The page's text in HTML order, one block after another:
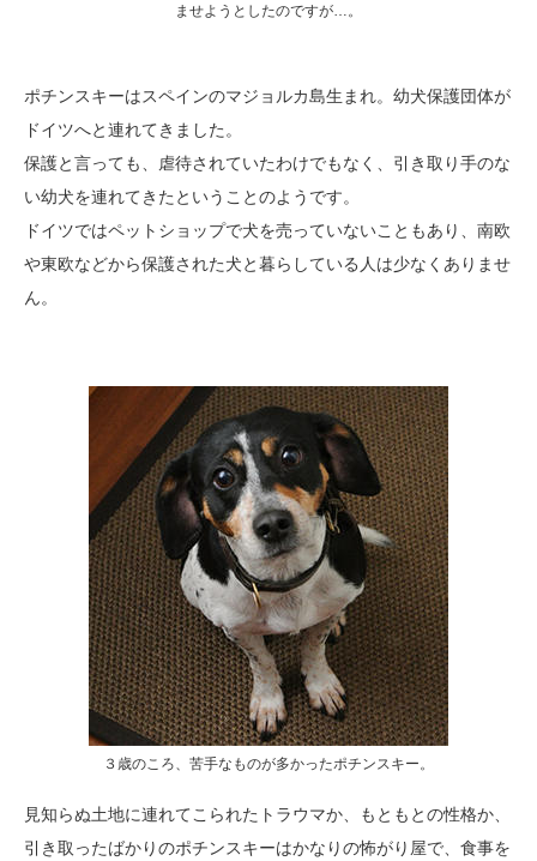
ませようとしたのですが…。
ポチンスキーはスペインのマジョルカ島生まれ。幼犬保護団体が
ドイツへと連れてきました。
保護と言っても、虐待されていたわけでもなく、引き取り手のな
い幼犬を連れてきたということのようです。
ドイツではペットショップで犬を売っていないこともあり、南欧
や東欧などから保護された犬と暮らしている人は少なくありませ
ん。
３歳のころ、苦手なものが多かったポチンスキー。
見知らぬ土地に連れてこられたトラウマか、もともとの性格か、
引き取ったばかりのポチンスキーはかなりの怖がり屋で、食事を